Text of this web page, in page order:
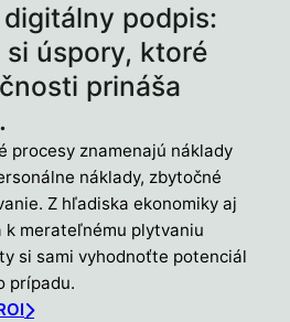
podpis:
úspory, ktoré
prináša
procesy znamenajú náklady
náklady, zbytočné
Z hľadiska ekonomiky aj
k merateľnému plytvaniu
si sami vyhodnoťte potenciál
prípadu.